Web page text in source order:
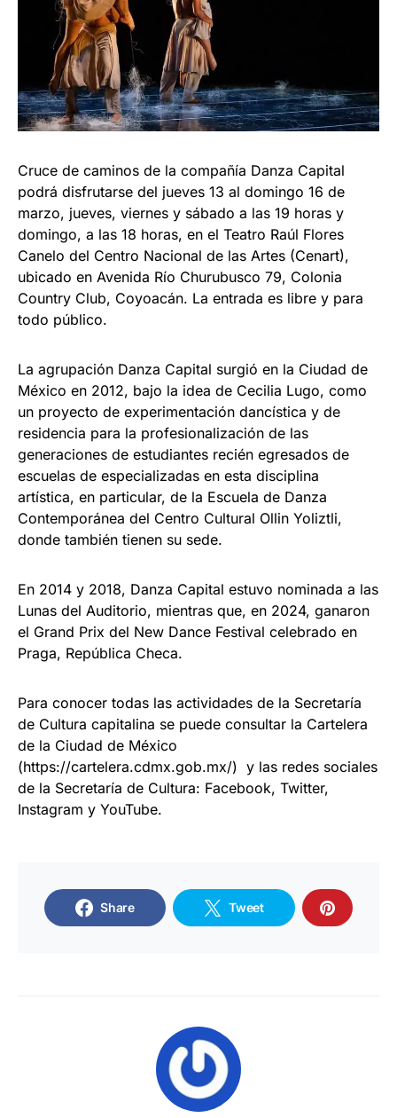
Cruce de caminos de la compañía Danza Capital
podrá disfrutarse del jueves 13 al domingo 16 de
marzo, jueves, viernes y sábado a las 19 horas y
domingo, a las 18 horas, en el Teatro Raúl Flores
Canelo del Centro Nacional de las Artes (Cenart),
ubicado en Avenida Río Churubusco 79, Colonia
Country Club, Coyoacán. La entrada es libre y para
todo público.
La agrupación Danza Capital surgió en la Ciudad de
México en 2012, bajo la idea de Cecilia Lugo, como
un proyecto de experimentación dancística y de
residencia para la profesionalización de las
generaciones de estudiantes recién egresados de
escuelas de especializadas en esta disciplina
artística, en particular, de la Escuela de Danza
Contemporánea del Centro Cultural Ollin Yoliztli,
donde también tienen su sede.
En 2014 y 2018, Danza Capital estuvo nominada a las
Lunas del Auditorio, mientras que, en 2024, ganaron
el Grand Prix del New Dance Festival celebrado en
Praga, República Checa.
Para conocer todas las actividades de la Secretaría
de Cultura capitalina se puede consultar la Cartelera
de la Ciudad de México
(https://cartelera.cdmx.gob.mx/) y las redes sociales
de la Secretaría de Cultura: Facebook, Twitter,
Instagram y YouTube.
Share Tweet